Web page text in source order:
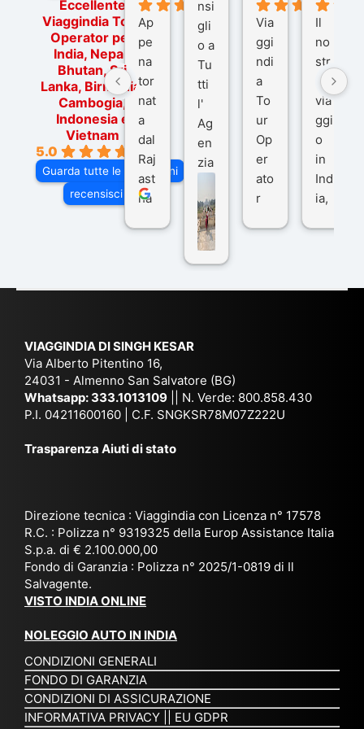
Eccellente
Viaggindia Tour
Operator per
India, Nepal,
Bhutan, Sri
Lanka, Birmania,
Cambogia,
Indonesia e
Vietnam
5.0
Guarda tutte le recensioni
recensisci su
Ap
pe
na
tor
nat
a
dal
Raj
ast
ha
e
e
co
n
via
o
niz
zat
o
su
su
ra
r
noi
tre
da
nsi
gli
o a
Tu
tti
l'
Ag
en
zia
Via
ggI
ndi
ag
en
zia
il
pr
rie
pe
rs
on
Via
ggi
ndi
a
To
ur
Op
er
ato
r
Ne
n,
Sri
ma
nia
è
rdi
na
rio
to
Il
no
str
o
via
ggi
o
in
Ind
ia,
Va
), è
sta
a
ch
e
po
VIAGGINDIA DI SINGH KESAR
Via Alberto Pitentino 16,
24031 - Almenno San Salvatore (BG)
Whatsapp: 333.1013109 || N. Verde: 800.858.430
P.I. 04211600160 | C.F. SNGKSR78M07Z222U
Trasparenza Aiuti di stato
Direzione tecnica : Viaggindia con Licenza n° 17578
R.C. : Polizza n° 9319325 della Europ Assistance Italia
S.p.a. di € 2.100.000,00
Fondo di Garanzia : Polizza n° 2025/1-0819 di Il
Salvagente.
VISTO INDIA ONLINE
NOLEGGIO AUTO IN INDIA
CONDIZIONI GENERALI
FONDO DI GARANZIA
CONDIZIONI DI ASSICURAZIONE
INFORMATIVA PRIVACY
EU GDPR